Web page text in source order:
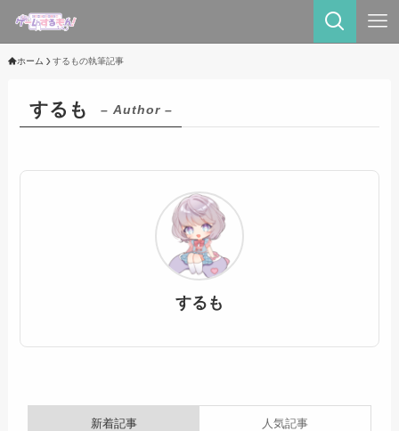
ホーム するもの執筆記事
するも – Author –
するも
新着記事 人気記事